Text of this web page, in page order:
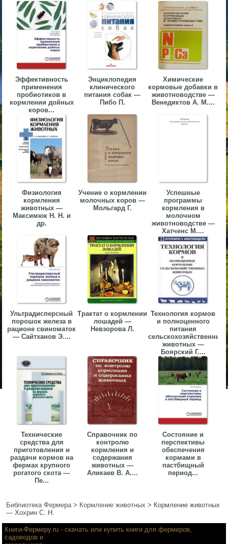
Эффективность
применения
пробиотиков в
кормлении дойных
коров...
Энциклопедия
клинического
питания собак —
Пибо П.
Химические
кормовые добавки в
животноводстве —
Венедиктов А. М....
Физиология
кормления
животных —
Максимюк Н. Н. и
др.
Учение о кормлении
молочных коров —
Мольгард Г.
Успешные
программы
кормления в
молочном
животноводстве —
Хатченс М....
Ультрадисперсный
порошок железа в
рационе свиноматок
— Сайтханов Э....
Трактат о кормлении
лошадей —
Невзорова Л.
Технология кормов
и полноценного
питания
сельскохозяйственных
животных —
Боярский Г....
Технические
средства для
приготовления и
раздачи кормов на
фермах крупного
рогатого скота —
Пе...
Справочник по
контролю
кормления и
содержания
животных —
Аликаев В. А....
Состояние и
перспективы
обеспечения
кормами в
пастбищный
период...
Библиотека Фермера> Кормление животных > Кормление животных
— Хохрин С. Н.
▼
Книги-Фермеру.ru - скачать или купить книги для фермеров,
садоводов и